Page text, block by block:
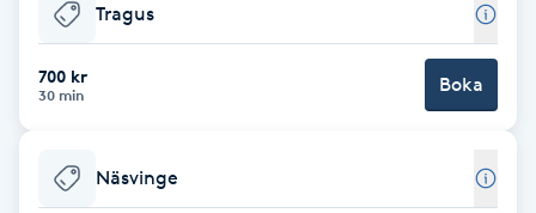
Damklippning
Dermapen
Diamantslipning
Tragus
700 kr
30 min Boka
Näsvinge